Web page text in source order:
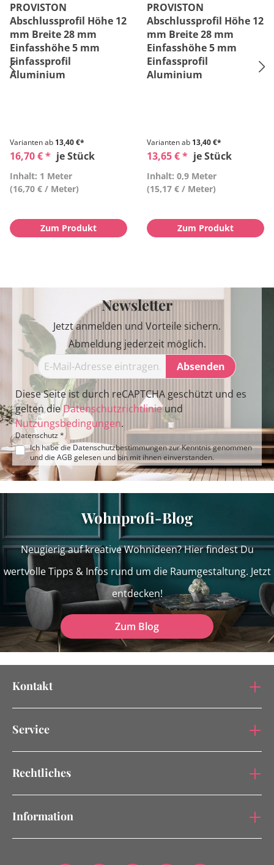
PROVISTON
Abschlussprofil Höhe 12
mm Breite 28 mm
Einfasshöhe 5 mm
Einfassprofil
Aluminium
Varianten ab 13,40 €*
16,70 € * je Stück
Inhalt: 1 Meter
(16,70 € / Meter)
Zum Produkt
PROVISTON
Abschlussprofil Höhe 12
mm Breite 28 mm
Einfasshöhe 5 mm
Einfassprofil
Aluminium
Varianten ab 13,40 €*
13,65 € * je Stück
Inhalt: 0,9 Meter
(15,17 € / Meter)
Zum Produkt
Newsletter
Jetzt anmelden und Vorteile sichern.
Abmeldung jederzeit möglich.
Absenden
Diese Seite ist durch reCAPTCHA geschützt und es
gelten dieDatenschutzrichtlinieund
Nutzungsbedingungen.
Datenschutz *
Ich habe die Datenschutzbestimmungenzur Kenntnis genommen
und die AGB gelesen und bin mit ihnen einverstanden.
Wohnprofi-Blog
Neugierig auf kreative Wohnideen? Hier findest Du
wertvolle Tipps & Infos rund um die Raumgestaltung. Jetzt
entdecken!
Zum Blog
Kontakt
Service
Rechtliches
Information